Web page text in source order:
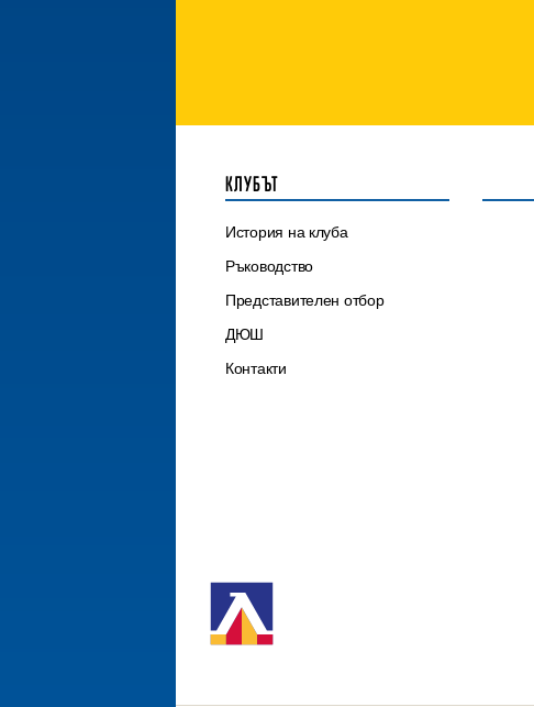
КЛУБЪТ
История на клуба
Ръководство
Представителен отбор
ДЮШ
Контакти